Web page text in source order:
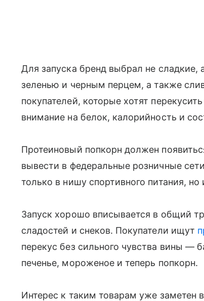
Для запуска бренд выбрал не сладкие,
зеленью и черным перцем, а также
покупателей, которые хотят
внимание на белок, калорийность и
Протеиновый попкорн должен
вывести в федеральные розничные
только в нишу спортивного питания,
Запуск хорошо вписывается в общий
сладостей и снеков. Покупатели ищут
перекус без сильного чувства вины —
печенье, мороженое и теперь попкорн.
Интерес к таким товарам уже заметен